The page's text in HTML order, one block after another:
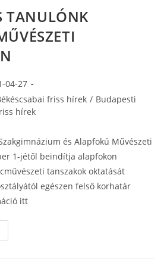
TANULÓNK
04-27
friss hírek / Budapesti
hírek
és Alapfokú Művészeti
1-jétől beindítja alapfokon
tanszakok oktatását
egészen felső korhatár
itt